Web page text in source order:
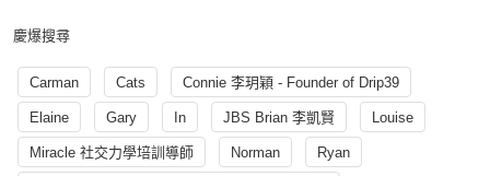
慶爆搜尋
Carman Cats Connie 李玥穎 - Founder of Drip39
Elaine Gary In JBS Brian 李凱賢 Louise
Miracle 社交力學培訓導師 Norman Ryan